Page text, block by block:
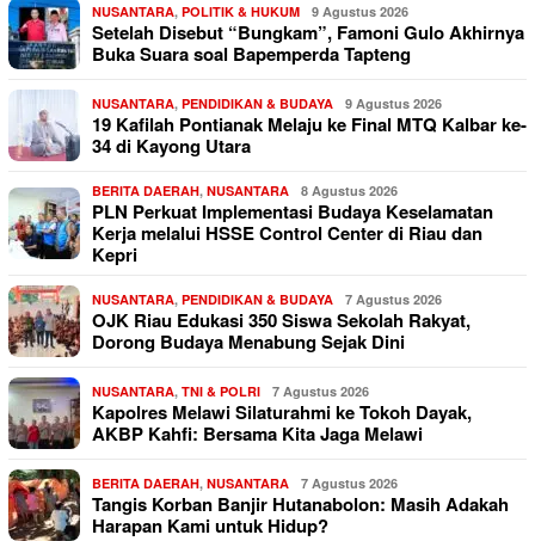
NUSANTARA, POLITIK & HUKUM 9 Agustus 2026
Setelah Disebut “Bungkam”, Famoni Gulo Akhirnya
Buka Suara soal Bapemperda Tapteng
NUSANTARA, PENDIDIKAN & BUDAYA 9 Agustus 2026
19 Kafilah Pontianak Melaju ke Final MTQ Kalbar ke-
34 di Kayong Utara
BERITA DAERAH, NUSANTARA 8 Agustus 2026
PLN Perkuat Implementasi Budaya Keselamatan
Kerja melalui HSSE Control Center di Riau dan
Kepri
NUSANTARA, PENDIDIKAN & BUDAYA 7 Agustus 2026
OJK Riau Edukasi 350 Siswa Sekolah Rakyat,
Dorong Budaya Menabung Sejak Dini
NUSANTARA, TNI & POLRI 7 Agustus 2026
Kapolres Melawi Silaturahmi ke Tokoh Dayak,
AKBP Kahfi: Bersama Kita Jaga Melawi
BERITA DAERAH, NUSANTARA 7 Agustus 2026
Tangis Korban Banjir Hutanabolon: Masih Adakah
Harapan Kami untuk Hidup?